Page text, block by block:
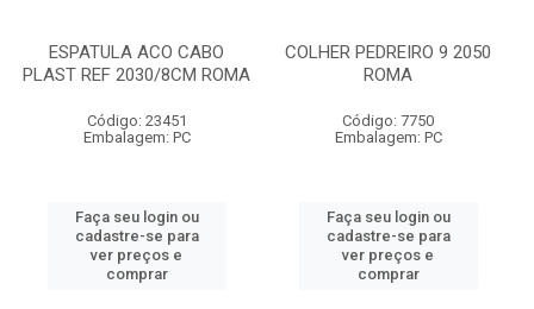
ESPATULA ACO CABO
PLAST REF 2030/8CM ROMA
Código: 23451
Embalagem: PC
Faça seu login ou
cadastre-se para
ver preços e
comprar
COLHER PEDREIRO 9 2050
ROMA
Código: 7750
Embalagem: PC
Faça seu login ou
cadastre-se para
ver preços e
comprar